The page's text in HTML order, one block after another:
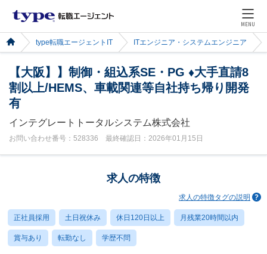
MENU
type転職エージェントIT ITエンジニア・システムエンジニア
【大阪】】制御・組込系SE・PG ♦大手直請8
割以上/HEMS、車載関連等自社持ち帰り開発
有
インテグレートトータルシステム株式会社
お問い合わせ番号：528336 最終確認日：2026年01月15日
求人の特徴
求人の特徴タグの説明
正社員採用 土日祝休み 休日120日以上 月残業20時間以内
賞与あり 転勤なし 学歴不問